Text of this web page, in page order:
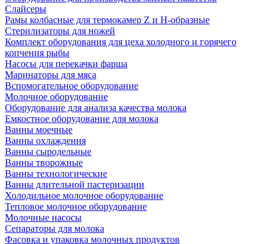
Слайсеры
Рамы колбасные для термокамер Z и H-образные
Стерилизаторы для ножей
Комплект оборудования для цеха холодного и горячего
копчения рыбы
Насосы для перекачки фарша
Маринаторы для мяса
Вспомогательное оборудование
Молочное оборудование
Оборудование для анализа качества молока
Емкостное оборудование для молока
Ванны моечные
Ванны охлаждения
Ванны сыродельные
Ванны творожные
Ванны технологические
Ванны длительной пастеризации
Холодильное молочное оборудование
Тепловое молочное оборудование
Молочные насосы
Сепараторы для молока
Фасовка и упаковка молочных продуктов